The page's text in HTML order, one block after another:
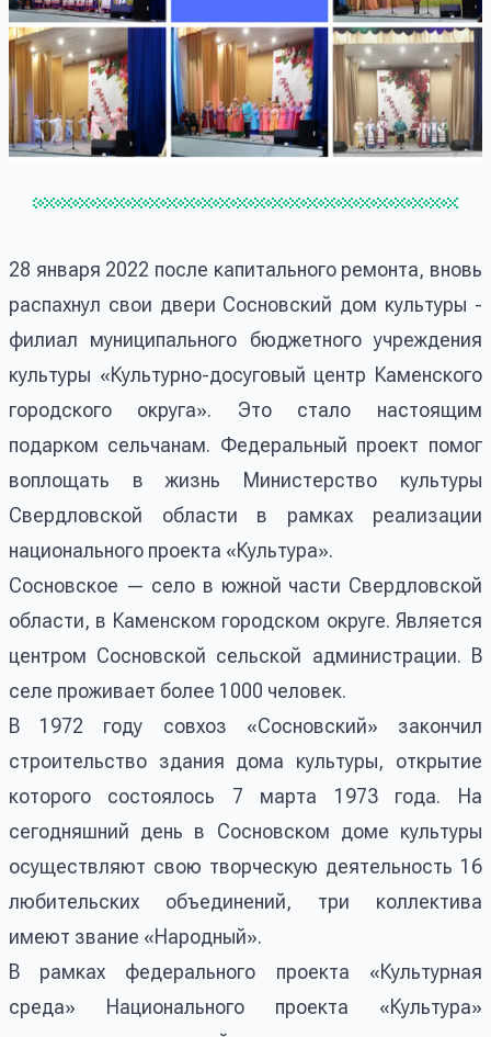
28 января 2022 после капитального ремонта, вновь
распахнул свои двери Сосновский дом культуры -
филиал муниципального бюджетного учреждения
культуры «Культурно-досуговый центр Каменского
городского округа». Это стало настоящим
подарком сельчанам. Федеральный проект помог
воплощать в жизнь Министерство культуры
Свердловской области в рамках реализации
национального проекта «Культура».
Сосновское — село в южной части Свердловской
области, в Каменском городском округе. Является
центром Сосновской сельской администрации. В
селе проживает более 1000 человек.
В 1972 году совхоз «Сосновский» закончил
строительство здания дома культуры, открытие
которого состоялось 7 марта 1973 года. На
сегодняшний день в Сосновском доме культуры
осуществляют свою творческую деятельность 16
любительских объединений, три коллектива
имеют звание «Народный».
В рамках федерального проекта «Культурная
среда» Национального проекта «Культура»